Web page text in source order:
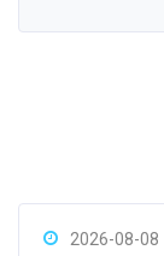
2026-08-08